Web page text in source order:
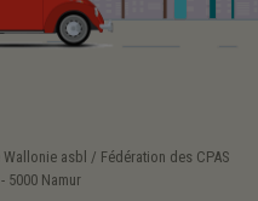
asbl / Fédération des CPAS
5000 Namur